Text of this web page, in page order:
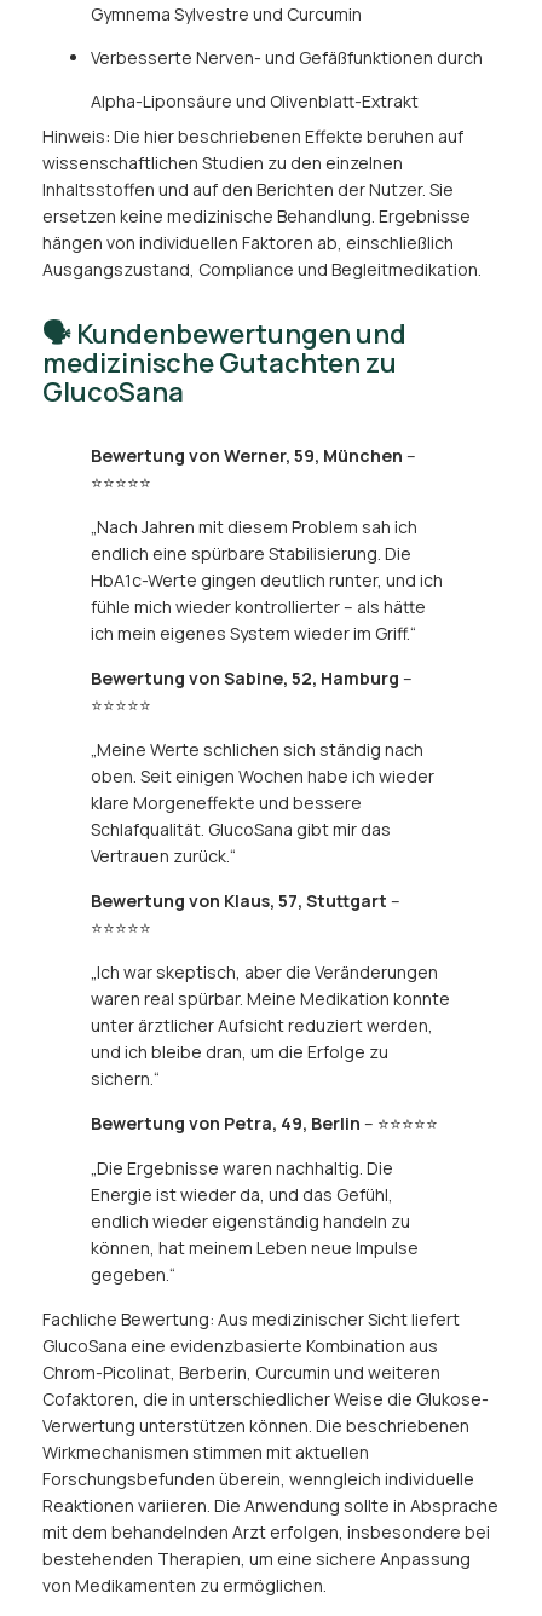
Gymnema Sylvestre und Curcumin
Verbesserte Nerven- und Gefäßfunktionen durch
Alpha-Liponsäure und Olivenblatt-Extrakt
Hinweis: Die hier beschriebenen Effekte beruhen auf
wissenschaftlichen Studien zu den einzelnen
Inhaltsstoffen und auf den Berichten der Nutzer. Sie
ersetzen keine medizinische Behandlung. Ergebnisse
hängen von individuellen Faktoren ab, einschließlich
Ausgangszustand, Compliance und Begleitmedikation.
🗣️ Kundenbewertungen und
medizinische Gutachten zu
GlucoSana
Bewertung von Werner, 59, München –
⭐⭐⭐⭐⭐
„Nach Jahren mit diesem Problem sah ich
endlich eine spürbare Stabilisierung. Die
HbA1c-Werte gingen deutlich runter, und ich
fühle mich wieder kontrollierter – als hätte
ich mein eigenes System wieder im Griff.“
Bewertung von Sabine, 52, Hamburg –
⭐⭐⭐⭐⭐
„Meine Werte schlichen sich ständig nach
oben. Seit einigen Wochen habe ich wieder
klare Morgeneffekte und bessere
Schlafqualität. GlucoSana gibt mir das
Vertrauen zurück.“
Bewertung von Klaus, 57, Stuttgart –
⭐⭐⭐⭐⭐
„Ich war skeptisch, aber die Veränderungen
waren real spürbar. Meine Medikation konnte
unter ärztlicher Aufsicht reduziert werden,
und ich bleibe dran, um die Erfolge zu
sichern.“
Bewertung von Petra, 49, Berlin – ⭐⭐⭐⭐⭐
„Die Ergebnisse waren nachhaltig. Die
Energie ist wieder da, und das Gefühl,
endlich wieder eigenständig handeln zu
können, hat meinem Leben neue Impulse
gegeben.“
Fachliche Bewertung: Aus medizinischer Sicht liefert
GlucoSana eine evidenzbasierte Kombination aus
Chrom-Picolinat, Berberin, Curcumin und weiteren
Cofaktoren, die in unterschiedlicher Weise die Glukose-
Verwertung unterstützen können. Die beschriebenen
Wirkmechanismen stimmen mit aktuellen
Forschungsbefunden überein, wenngleich individuelle
Reaktionen variieren. Die Anwendung sollte in Absprache
mit dem behandelnden Arzt erfolgen, insbesondere bei
bestehenden Therapien, um eine sichere Anpassung
von Medikamenten zu ermöglichen.